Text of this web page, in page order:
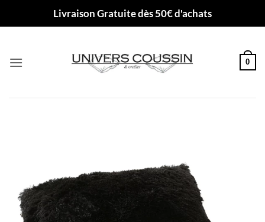
Livraison Gratuite dès 50€ d'achats
0